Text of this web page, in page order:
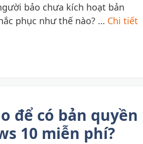
bảo chưa kích hoạt bản
phục như thế nào? … Chi tiết
để có bản quyền
10 miễn phí?